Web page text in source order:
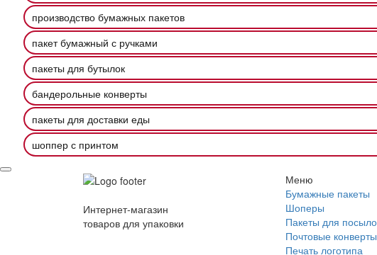
производство бумажных пакетов
пакет бумажный с ручками
пакеты для бутылок
бандерольные конверты
пакеты для доставки еды
шоппер с принтом
Интернет-магазин
товаров для упаковки
Меню
Бумажные пакеты
Шоперы
Пакеты для
Почтовые конверты
Печать логотипа